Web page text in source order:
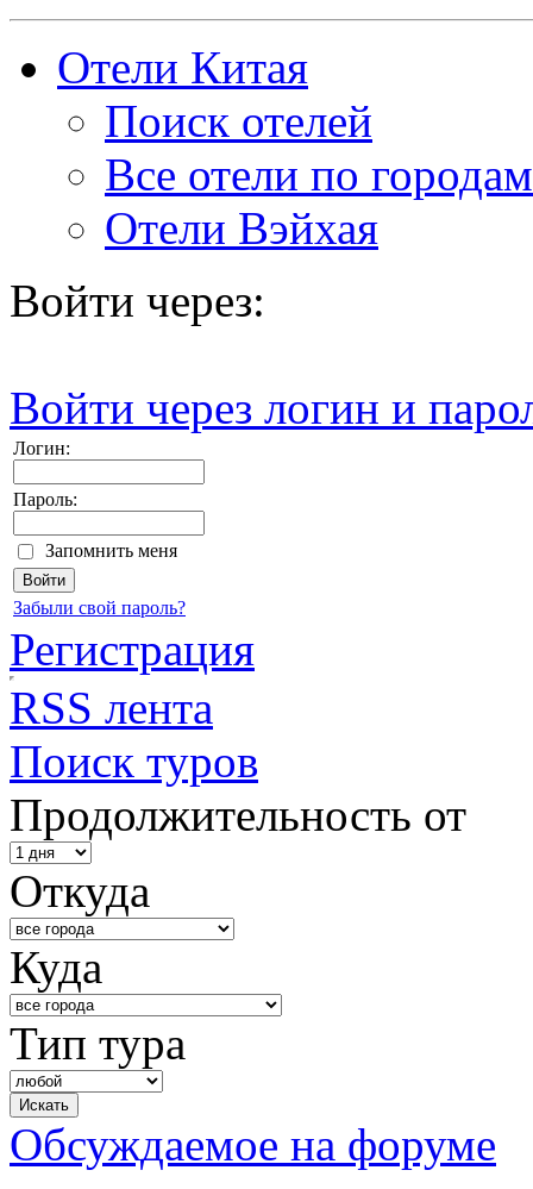
Отели Китая
Поиск отелей
Все отели по городам
Отели Вэйхая
Войти через:
Войти через логин и
Логин:
Пароль:
Запомнить меня
Забыли свой пароль?
Регистрация
RSS лента
Поиск туров
Продолжительность от
Откуда
Куда
Тип тура
Обсуждаемое на форуме